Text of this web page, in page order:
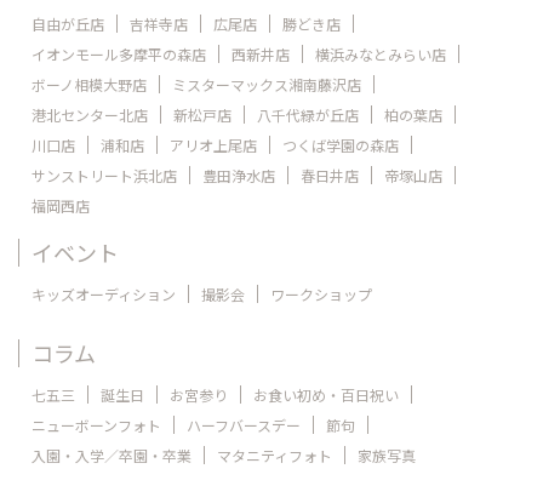
自由が丘店 吉祥寺店 広尾店
勝どき店
イオンモール多摩平の森店
西新井店
横浜みなとみらい店
ボーノ相模大野店
ミスターマックス湘南藤沢店
港北センター北店
新松戸店 八千代緑が丘店
柏の葉店
川口店
浦和店 アリオ上尾店
つくば学園の森店
サンストリート浜北店
豊田浄水店 春日井店
帝塚山店
福岡西店
イベント
キッズオーディション 撮影会 ワークショップ
コラム
七五三 誕生日 お宮参り
お食い初め・百日祝い
ニューボーンフォト
ハーフバースデー
節句
入園・入学／卒園・卒業
マタニティフォト 家族写真